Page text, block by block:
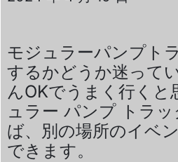
モジュラーパンプト
するかどうか迷って
んOKでうまく行くと
ュラー パンプ トラ
ば、別の場所のイベ
できます。